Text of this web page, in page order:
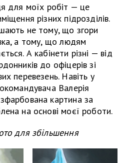
для моїх робіт — це
різних підрозділів.
не тому, що згори
а тому, що людям
А кабінети різні — від
до офіцерів зі
перевезень. Навіть у
Валерія
картина за
на основі моєї роботи.
для збільшення